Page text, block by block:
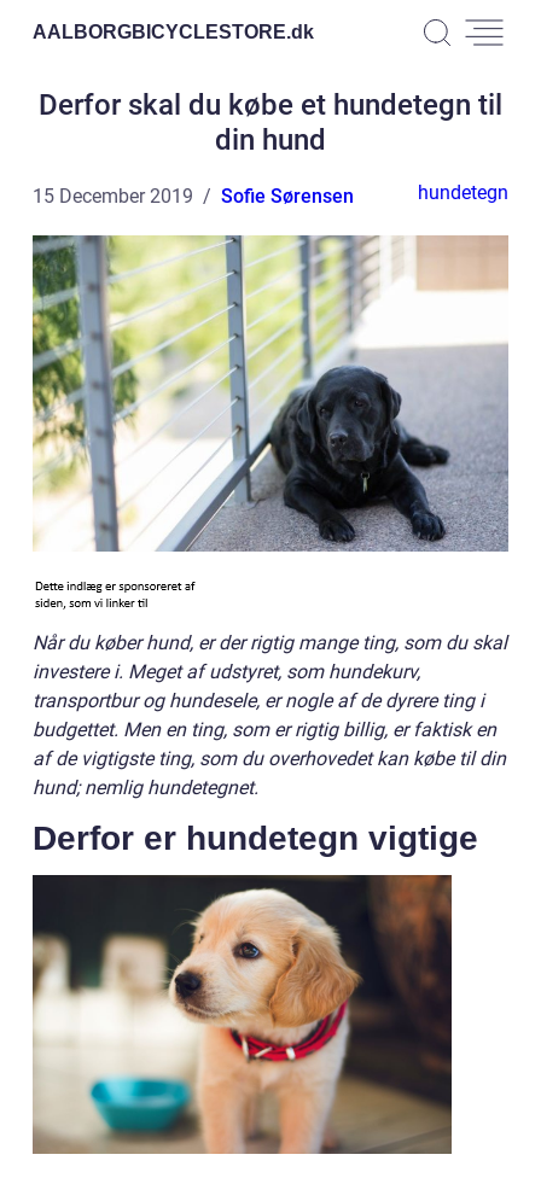
AALBORGBICYCLESTORE.dk
Derfor skal du købe et hundetegn til
din hund
15 December 2019 Sofie Sørensen hundetegn
Når du køber hund, er der rigtig mange ting, som du skal
investere i. Meget af udstyret, som hundekurv,
transportbur og hundesele, er nogle af de dyrere ting i
budgettet. Men en ting, som er rigtig billig, er faktisk en
af de vigtigste ting, som du overhovedet kan købe til din
hund; nemlig hundetegnet.
Derfor er hundetegn vigtige